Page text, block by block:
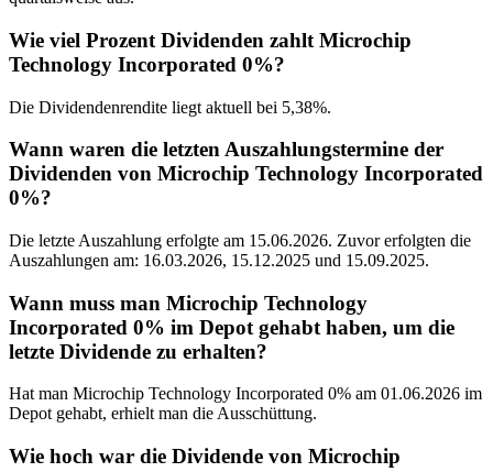
Wie viel Prozent Dividenden zahlt Microchip
Technology Incorporated 0%?
Die Dividendenrendite liegt aktuell bei 5,38%.
Wann waren die letzten Auszahlungstermine der
Dividenden von Microchip Technology Incorporated
0%?
Die letzte Auszahlung erfolgte am 15.06.2026. Zuvor erfolgten die
Auszahlungen am: 16.03.2026, 15.12.2025 und 15.09.2025.
Wann muss man Microchip Technology
Incorporated 0% im Depot gehabt haben, um die
letzte Dividende zu erhalten?
Hat man Microchip Technology Incorporated 0% am 01.06.2026 im
Depot gehabt, erhielt man die Ausschüttung.
Wie hoch war die Dividende von Microchip